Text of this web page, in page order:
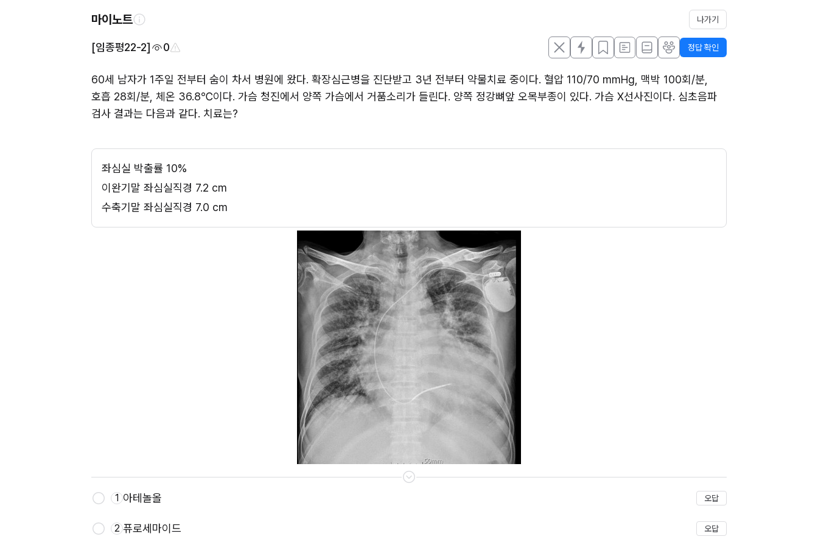
마이노트 나가기
[임종평22-2] 0 정답 확인
60세 남자가 1주일 전부터 숨이 차서 병원에 왔다. 확장심근병을 진단받고 3년 전부터 약물치료 중이다. 혈압 110/70 mmHg, 맥박 100회/분,
호흡 28회/분, 체온 36.8℃이다. 가슴 청진에서 양쪽 가슴에서 거품소리가 들린다. 양쪽 정강뼈앞 오목부종이 있다. 가슴 X선사진이다. 심초음파
검사 결과는 다음과 같다. 치료는?
좌심실 박출률 10%
이완기말 좌심실직경 7.2 cm
수축기말 좌심실직경 7.0 cm
저장
1 아테놀올 오답
2 퓨로세마이드 오답